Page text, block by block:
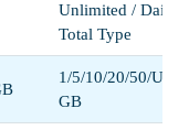
Unlimited / Daily /
Total Type
1/5/10/20/50/
GB